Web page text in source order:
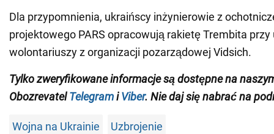
Dla przypomnienia, ukraińscy inżynierowie z
projektowego PARS opracowują rakietę Trembita przy
wolontariuszy z organizacji pozarządowej Vidsich.
Tylko zweryfikowane informacje są dostępne na
ObozrevatelTelegramiViber. Nie daj się nabrać na
Wojna na Ukrainie Uzbrojenie